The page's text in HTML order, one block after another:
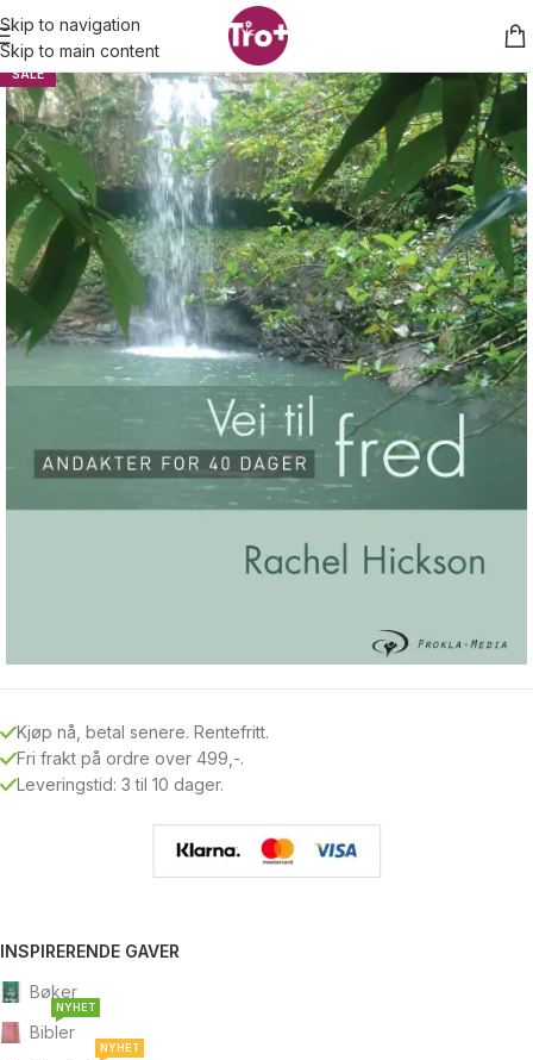
Skip to navigation
Skip to main content
SALE
Kjøp nå, betal senere. Rentefritt.
Fri frakt på ordre over 499,-.
Leveringstid: 3 til 10 dager.
INSPIRERENDE GAVER
Bøker
Bibler
NYHET
NYHET